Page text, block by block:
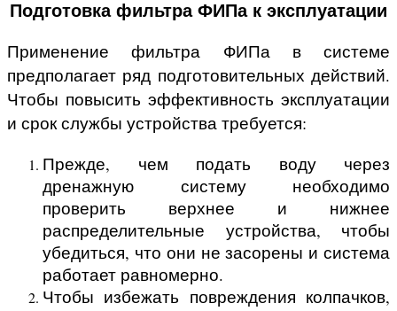
Подготовка фильтра ФИПа к эксплуатации
Применение фильтра ФИПа в системе
предполагает ряд подготовительных действий.
Чтобы повысить эффективность эксплуатации
и срок службы устройства требуется:
Прежде, чем подать воду через
дренажную систему необходимо
проверить верхнее и нижнее
распределительные устройства, чтобы
убедиться, что они не засорены и система
работает равномерно.
Чтобы избежать повреждения колпачков,